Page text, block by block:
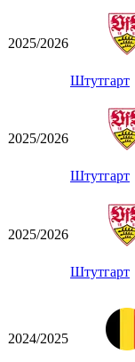
2025/2026
Штутгарт
2025/2026
Штутгарт
2025/2026
Штутгарт
2024/2025